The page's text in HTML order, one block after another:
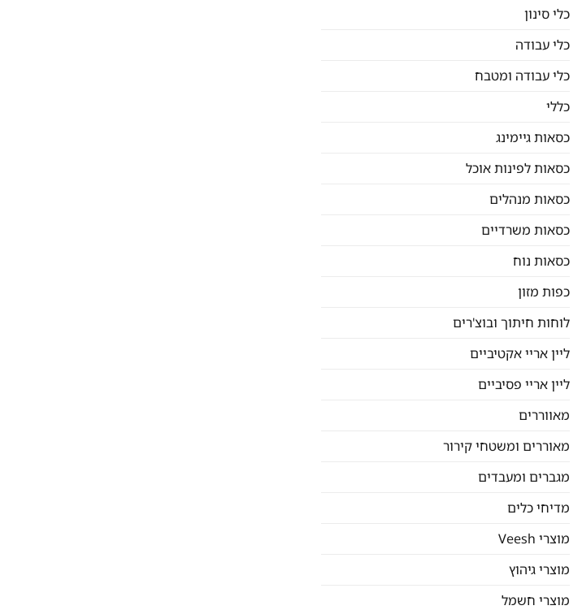
כלי סינון
כלי עבודה
כלי עבודה ומטבח
כללי
כסאות גיימינג
כסאות לפינות אוכל
כסאות מנהלים
כסאות משרדיים
כסאות נוח
כפות מזון
לוחות חיתוך ובוצ'רים
ליין אריי אקטיביים
ליין אריי פסיביים
מאווררים
מאוררים ומשטחי קירור
מגברים ומעבדים
מדיחי כלים
מוצרי Veesh
מוצרי גיהוץ
מוצרי חשמל